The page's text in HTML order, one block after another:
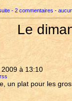
- 2 commentaires -
Le
à 13:10
rss
un plat pour les